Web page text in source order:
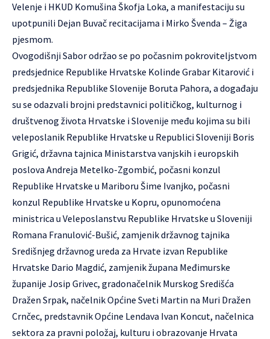
Velenje i HKUD Komušina Škofja Loka, a manifestaciju su
upotpunili Dejan Buvač recitacijama i Mirko Švenda – Žiga
pjesmom.
Ovogodišnji Sabor održao se po počasnim pokroviteljstvom
predsjednice Republike Hrvatske Kolinde Grabar Kitarović i
predsjednika Republike Slovenije Boruta Pahora, a događaju
su se odazvali brojni predstavnici političkog, kulturnog i
društvenog života Hrvatske i Slovenije među kojima su bili
veleposlanik Republike Hrvatske u Republici Sloveniji Boris
Grigić, državna tajnica Ministarstva vanjskih i europskih
poslova Andreja Metelko-Zgombić, počasni konzul
Republike Hrvatske u Mariboru Šime Ivanjko, počasni
konzul Republike Hrvatske u Kopru, opunomoćena
ministrica u Veleposlanstvu Republike Hrvatske u Sloveniji
Romana Franulović-Bušić, zamjenik državnog tajnika
Središnjeg državnog ureda za Hrvate izvan Republike
Hrvatske Dario Magdić, zamjenik župana Međimurske
županije Josip Grivec, gradonačelnik Murskog Središća
Dražen Srpak, načelnik Općine Sveti Martin na Muri Dražen
Crnčec, predstavnik Općine Lendava Ivan Koncut, načelnica
sektora za pravni položaj, kulturu i obrazovanje Hrvata